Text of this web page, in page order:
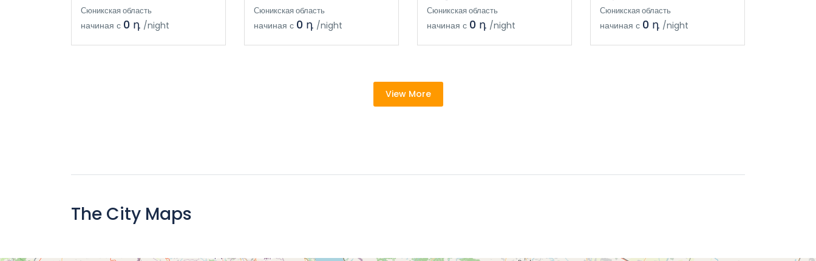
Сюникская область
начиная с 0 դ /night
Сюникская область
начиная с 0 դ /night
Сюникская область
начиная с 0 դ /night
Сюникская область
начиная с 0 դ /night
View More
The City Maps